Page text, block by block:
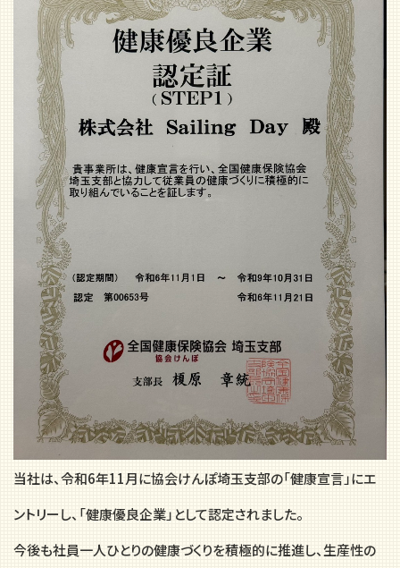
当社は、令和6年11月に協会けんぽ埼玉支部の「健康宣言」にエ
ントリーし、「健康優良企業」として認定されました。
今後も社員一人ひとりの健康づくりを積極的に推進し、生産性の